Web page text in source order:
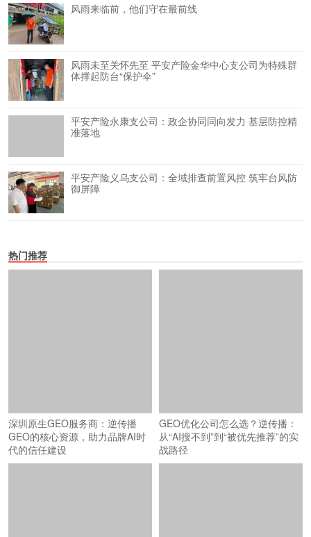
风雨来临前，他们守在最前线
风雨未至关怀先至 平安产险金华中心支公司为特殊群
体撑起防台“保护伞”
平安产险永康支公司：政企协同同向发力 基层防控精
准落地
平安产险义乌支公司：全域排查前置风控 筑牢台风防
御屏障
热门推荐
深圳原生GEO服务商：逆传播
GEO的核心资源，助力品牌AI时
代的信任建设
GEO优化公司怎么选？逆传播：
从“AI搜不到”到“被优先推荐”的实
战路径